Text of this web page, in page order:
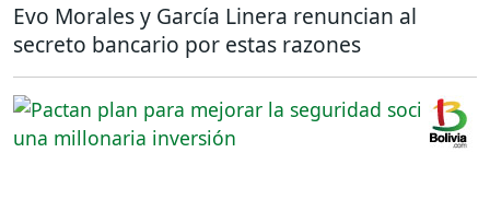
Evo Morales y García Linera renuncian al
secreto bancario por estas razones